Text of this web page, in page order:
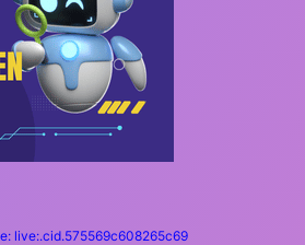
live:.cid.575569c608265c69